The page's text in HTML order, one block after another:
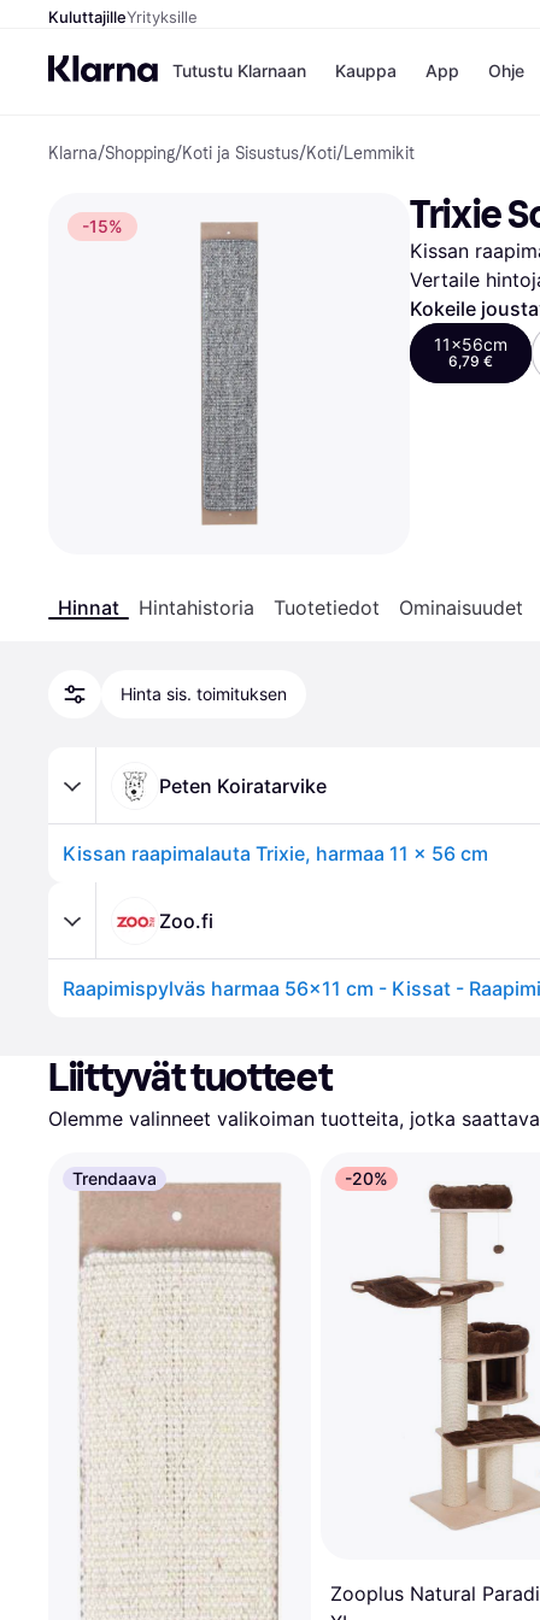
KuluttajilleYrityksille
Tutustu Klarnaan Kauppa
Gigantti
H&M
Peten
Wolt
App Ohje
Klarna/Shopping/Koti ja Sisustus/Koti/Lemmikit
-15% Trixie
Kissan
Vertaile
Kokeile
11x56cm
6,79 €
Hinnat Hintahistoria Tuotetiedot Ominaisuudet
Hinta sis. toimituksen
Peten Koiratarvike
Kissan raapimalauta Trixie, harmaa 11 x 56 cm
Zoo.fi
Liittyvät tuotteet
Olemme valinneet valikoiman tuotteita, jotka
Trendaava -20%
Zooplus Natural